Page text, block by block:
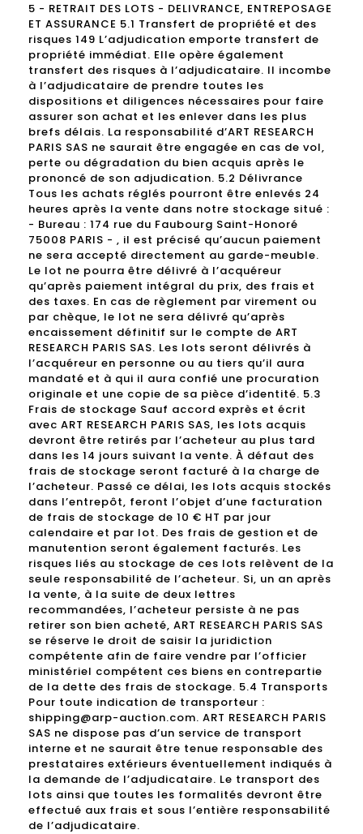
5 - RETRAIT DES LOTS - DELIVRANCE, ENTREPOSAGE
ET ASSURANCE 5.1 Transfert de propriété et des
risques 149 L’adjudication emporte transfert de
propriété immédiat. Elle opère également
transfert des risques à l’adjudicataire. Il incombe
à l’adjudicataire de prendre toutes les
dispositions et diligences nécessaires pour faire
assurer son achat et les enlever dans les plus
brefs délais. La responsabilité d’ART RESEARCH
PARIS SAS ne saurait être engagée en cas de vol,
perte ou dégradation du bien acquis après le
prononcé de son adjudication. 5.2 Délivrance
Tous les achats réglés pourront être enlevés 24
heures après la vente dans notre stockage situé :
- Bureau : 174 rue du Faubourg Saint-Honoré
75008 PARIS - , il est précisé qu’aucun paiement
ne sera accepté directement au garde-meuble.
Le lot ne pourra être délivré à l’acquéreur
qu’après paiement intégral du prix, des frais et
des taxes. En cas de règlement par virement ou
par chèque, le lot ne sera délivré qu’après
encaissement définitif sur le compte de ART
RESEARCH PARIS SAS. Les lots seront délivrés à
l’acquéreur en personne ou au tiers qu’il aura
mandaté et à qui il aura confié une procuration
originale et une copie de sa pièce d’identité. 5.3
Frais de stockage Sauf accord exprès et écrit
avec ART RESEARCH PARIS SAS, les lots acquis
devront être retirés par l’acheteur au plus tard
dans les 14 jours suivant la vente. À défaut des
frais de stockage seront facturé à la charge de
l’acheteur. Passé ce délai, les lots acquis stockés
dans l’entrepôt, feront l’objet d’une facturation
de frais de stockage de 10 € HT par jour
calendaire et par lot. Des frais de gestion et de
manutention seront également facturés. Les
risques liés au stockage de ces lots relèvent de la
seule responsabilité de l’acheteur. Si, un an après
la vente, à la suite de deux lettres
recommandées, l’acheteur persiste à ne pas
retirer son bien acheté, ART RESEARCH PARIS SAS
se réserve le droit de saisir la juridiction
compétente afin de faire vendre par l’officier
ministériel compétent ces biens en contrepartie
de la dette des frais de stockage. 5.4 Transports
Pour toute indication de transporteur :
shipping@arp-auction.com. ART RESEARCH PARIS
SAS ne dispose pas d’un service de transport
interne et ne saurait être tenue responsable des
prestataires extérieurs éventuellement indiqués à
la demande de l’adjudicataire. Le transport des
lots ainsi que toutes les formalités devront être
effectué aux frais et sous l’entière responsabilité
de l’adjudicataire.